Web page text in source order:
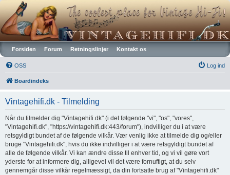
Vintagehifi.dk
Forsiden Forum Retningslinjer Kontakt os
OSS Log ind
Boardindeks
Vintagehifi.dk - Tilmelding
Når du tilmelder dig "Vintagehifi.dk" (i det følgende "vi", "os", "vores",
"Vintagehifi.dk", "https://vintagehifi.dk:443/forum"), indvilliger du i at være
retsgyldigt bundet af de følgende vilkår. Vær venlig ikke at tilmelde dig og/eller
bruge "Vintagehifi.dk", hvis du ikke indvilliger i at være retsgyldigt bundet af
alle de følgende vilkår. Vi kan ændre disse til enhver tid, og vi vil gøre vort
yderste for at informere dig, alligevel vil det være fornuftigt, at du selv
gennemgår disse vilkår regelmæssigt, da din fortsatte brug af "Vintagehifi.dk"